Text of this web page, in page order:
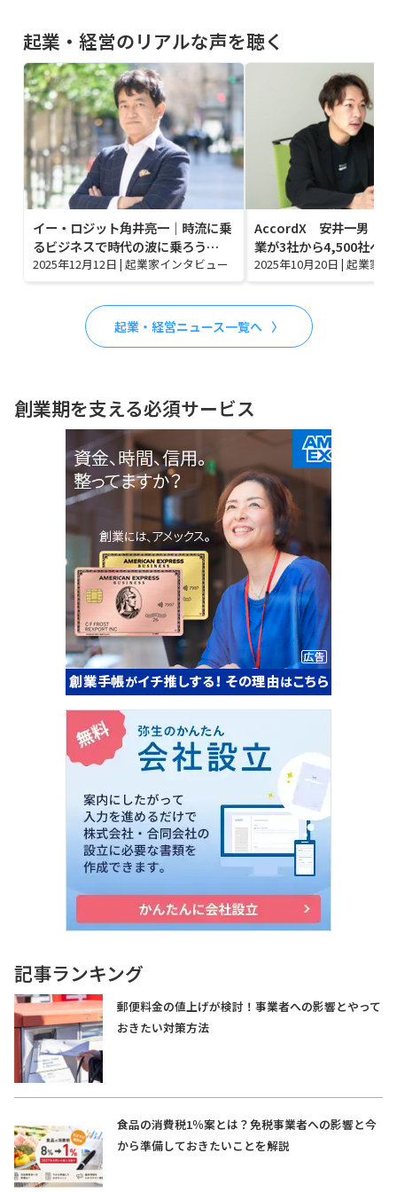
起業・経営のリアルな声を聴く
イー・ロジット角井亮一｜時流に乗
るビジネスで時代の波に乗ろう…
2025年12月12日 | 起業家インタビュー
AccordX 安井一男｜1
業が3社から4,500社へ
2025年10月20日 | 起業家イ
起業・経営ニュース一覧へ
創業期を支える必須サービス
記事ランキング
郵便料金の値上げが検討！事業者への影響とやって
おきたい対策方法
食品の消費税1％案とは？免税事業者への影響と今
から準備しておきたいことを解説